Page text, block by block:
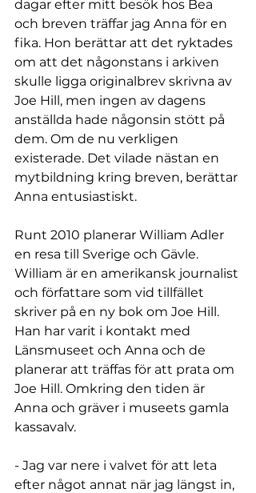
dagar efter mitt besök hos Bea
och breven träffar jag Anna för en
fika. Hon berättar att det ryktades
om att det någonstans i arkiven
skulle ligga originalbrev skrivna av
Joe Hill, men ingen av dagens
anställda hade någonsin stött på
dem. Om de nu verkligen
existerade. Det vilade nästan en
mytbildning kring breven, berättar
Anna entusiastiskt.
Runt 2010 planerar William Adler
en resa till Sverige och Gävle.
William är en amerikansk journalist
och författare som vid tillfället
skriver på en ny bok om Joe Hill.
Han har varit i kontakt med
Länsmuseet och Anna och de
planerar att träffas för att prata om
Joe Hill. Omkring den tiden är
Anna och gräver i museets gamla
kassavalv.
- Jag var nere i valvet för att leta
efter något annat när jag längst in,